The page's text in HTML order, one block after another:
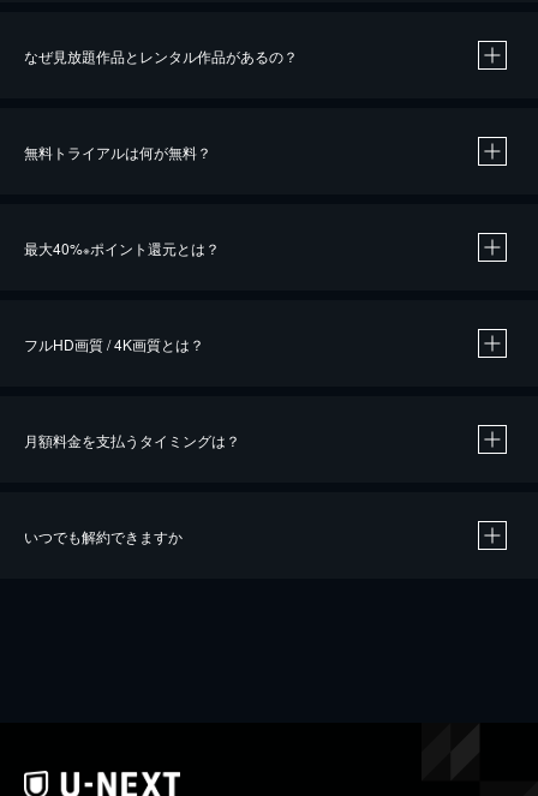
なぜ見放題作品とレンタル作品があるの？
無料トライアルは何が無料？
最大40%※ポイント還元とは？
※40％ポイント還元の対象は、クレジットカード決済による作品の購入 / レンタルです。
フルHD画質 / 4K画質とは？
月額料金を支払うタイミングは？
いつでも解約できますか